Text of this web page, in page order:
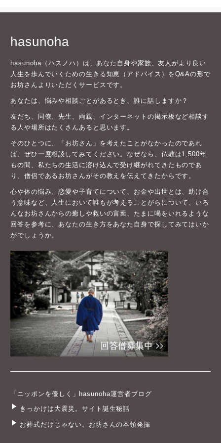
hasunoha
hasunoha（ハスノハ）は、あなた自身や家族、友人がより良い
人生を歩んでいくための生きる知恵（アドバイス）をQ&Aの形で
お坊さんよりいただくサービスです。
あなたは、悩みや相談ごとがあるとき、誰に話しますか？
友だち、同僚、先生、両親、インターネットの掲示板など相談す
る人や場所はたくさんあると思います。
そのひとつに、「お坊さん」を考えたことがなかったのであれ
ば、ぜひ一度相談してみてください。なぜなら、仏教は1,500年
もの間、私たちの生活に溶け込んで受け継がれてきたものであ
り、僧侶であるお坊さんがその教えを伝えてきたからです。
心や体の悩み、恋愛や子育てについて、お金や出世とは、助け合
う意味など、人生において誰もが考えることがらについて、いろ
んなお坊さんからの癒しや救いの言葉、たまに喝をいれるような
回答を参考に、あなたの生き方をあなた自身で探してみてはいか
がでしょうか。
「ニッポンを優しく」hasunoha運営者ブログ
きっかけは大震災。サイト誕生秘話
お葬式だけじゃない。お坊さんの本領発揮